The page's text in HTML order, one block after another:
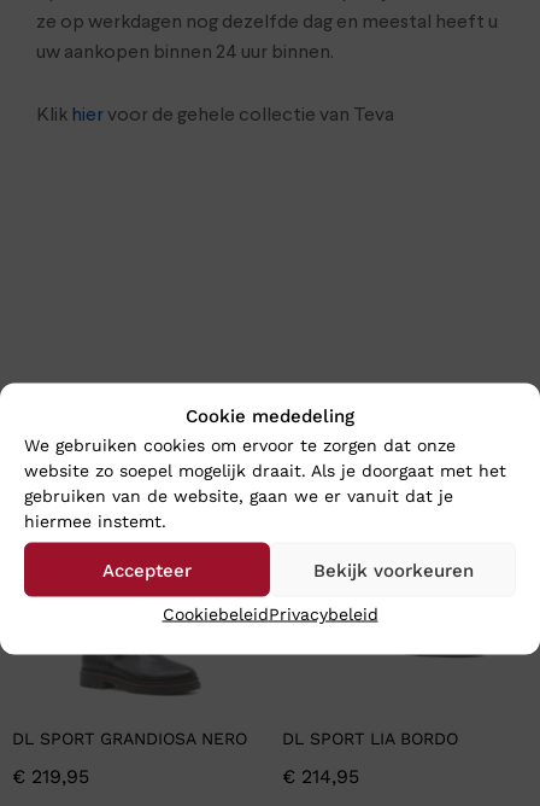
Cookie mededeling
We gebruiken cookies om ervoor te zorgen dat onze
website zo soepel mogelijk draait. Als je doorgaat met het
gebruiken van de website, gaan we er vanuit dat je
hiermee instemt.
Accepteer Bekijk voorkeuren
CookiebeleidPrivacybeleid
ze op werkdagen nog dezelfde dag en meestal heeft u
uw aankopen binnen 24 uur binnen.
Klik hiervoor de gehele collectie van Teva
En wat vind u van deze?
DL SPORT GRANDIOSA NERO
€ 219,95
DL SPORT LIA BORDO
€ 214,95